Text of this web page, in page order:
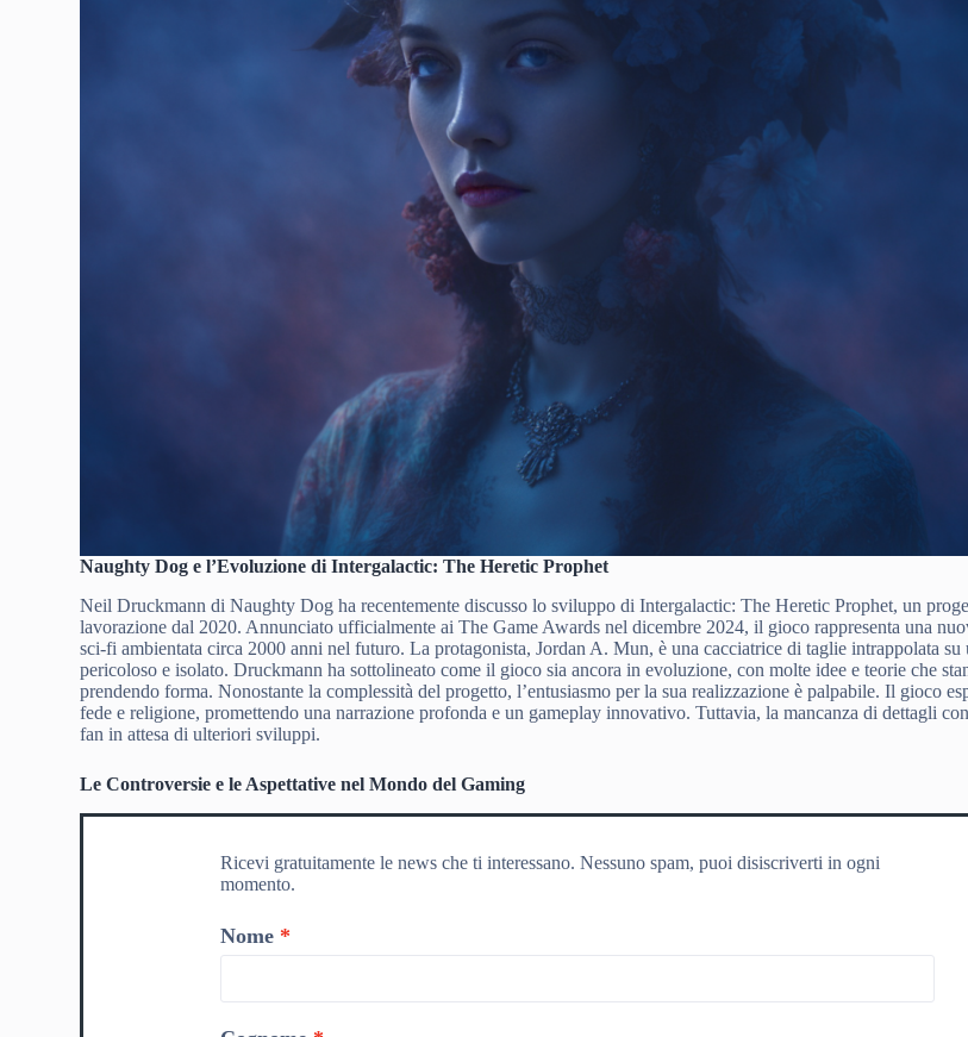
Naughty Dog e l’Evoluzione di Intergalactic: The Heretic Prophet
Neil Druckmann di Naughty Dog ha recentemente discusso lo sviluppo di Intergalactic: The Heretic Prophet, un
lavorazione dal 2020. Annunciato ufficialmente ai The Game Awards nel dicembre 2024, il gioco rappresenta una
sci-fi ambientata circa 2000 anni nel futuro. La protagonista, Jordan A. Mun, è una cacciatrice di taglie intrappolata su
pericoloso e isolato. Druckmann ha sottolineato come il gioco sia ancora in evoluzione, con molte idee e teorie che
prendendo forma. Nonostante la complessità del progetto, l’entusiasmo per la sua realizzazione è palpabile. Il gioco
fede e religione, promettendo una narrazione profonda e un gameplay innovativo. Tuttavia, la mancanza di dettagli
fan in attesa di ulteriori sviluppi.
Le Controversie e le Aspettative nel Mondo del Gaming
Ricevi gratuitamente le news che ti interessano. Nessuno spam, puoi disiscriverti in ogni
momento.
Nome